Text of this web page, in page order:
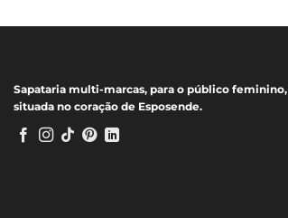
Sapataria multi-marcas, para o público feminino,
situada no coração de Esposende.